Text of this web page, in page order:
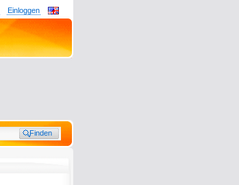
Einloggen